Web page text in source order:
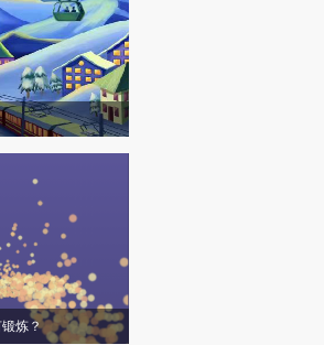
炼？